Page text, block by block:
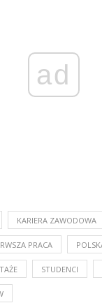
ad
KARIERA ZAWODOWA
PRACA
STUDENCI